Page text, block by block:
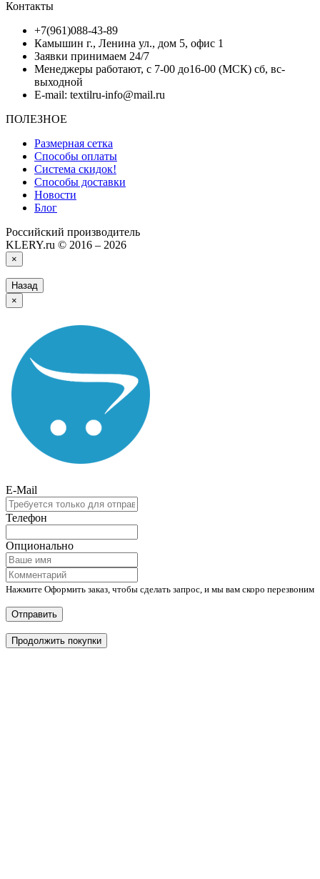
Контакты
+7(961)088-43-89
Камышин г., Ленина ул., дом 5, офис 1
Заявки принимаем 24/7
Менеджеры работают, с 7-00 до16-00 (МСК) сб, вс-
выходной
E-mail: textilru-info@mail.ru
ПОЛЕЗНОЕ
Размерная сетка
Способы оплаты
Система скидок!
Способы доставки
Новости
Блог
Российский производитель
KLERY.ru © 2016 – 2026
×
Назад
×
E-Mail
Телефон
Опционально
Нажмите Оформить заказ, чтобы сделать запрос, и мы вам скоро перезвоним
Отправить
Продолжить покупки